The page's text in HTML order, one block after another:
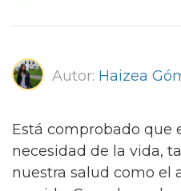
Autor: Haizea
Está comprobado que
necesidad de la vida,
nuestra salud como el